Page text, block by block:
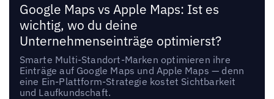
Google Maps vs Apple Maps: Ist es
wichtig, wo du deine
Unternehmenseinträge optimierst?
Smarte Multi-Standort-Marken optimieren ihre
Einträge auf Google Maps und Apple Maps — denn
eine Ein-Plattform-Strategie kostet Sichtbarkeit
und Laufkundschaft.